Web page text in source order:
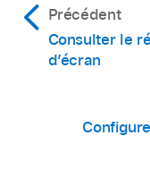
Précédent
Consulter le
d’écran